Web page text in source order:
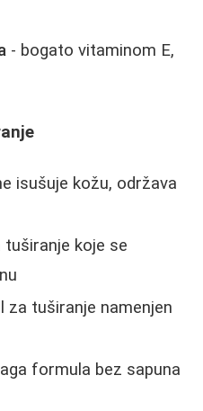
- bogato vitaminom E,
isušuje kožu, održava
tuširanje koje se
za tuširanje namenjen
formula bez sapuna